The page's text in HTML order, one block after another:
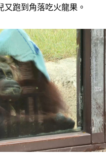
跑到角落吃火龍果。